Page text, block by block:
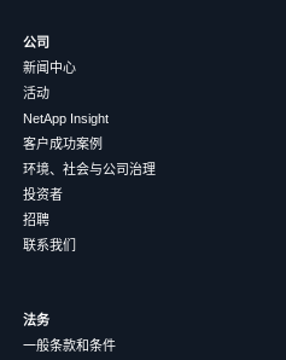
公司
新闻中心
活动
NetApp Insight
客户成功案例
环境、社会与公司治理
投资者
招聘
联系我们
法务
一般条款和条件